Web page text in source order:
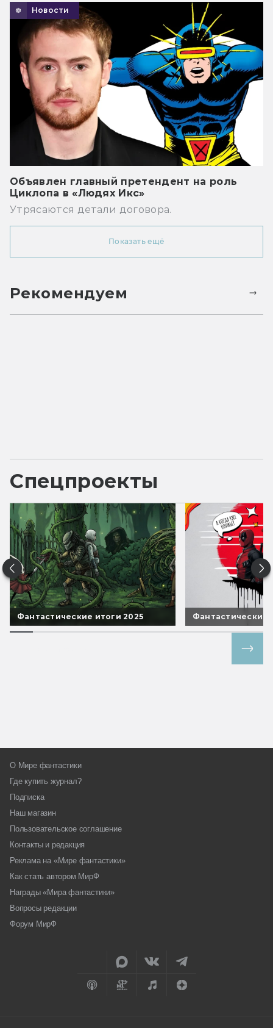
Новости
Объявлен главный претендент на роль
Циклопа в «Людях Икс»
Утрясаются детали договора.
Показать ещё
Рекомендуем
Спецпроекты
Фантастические итоги 2025 Фантастические
О Мире фантастики
Где купить журнал?
Подписка
Наш магазин
Пользовательское соглашение
Контакты и редакция
Реклама на «Мире фантастики»
Как стать автором МирФ
Награды «Мира фантастики»
Вопросы редакции
Форум МирФ